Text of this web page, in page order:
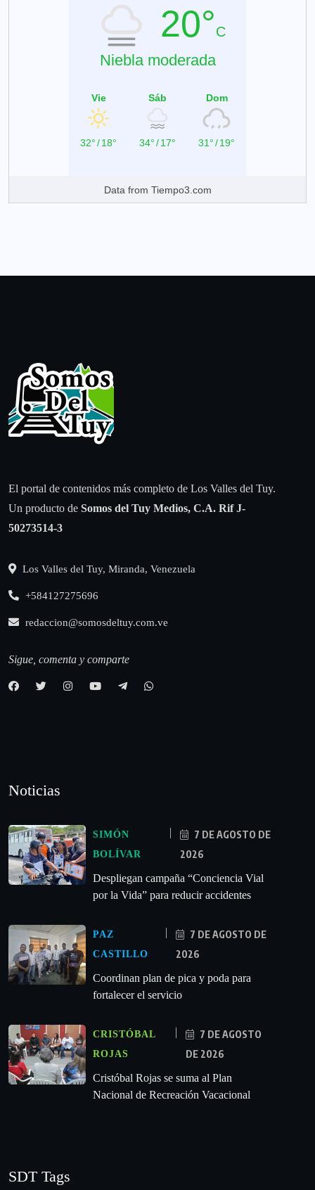
20°C
Niebla moderada
Vie
32°/18°
Sáb
34°/17°
Dom
31°/19°
Data from Tiempo3.com
El portal de contenidos más completo de Los Valles del Tuy.
Un producto de Somos del Tuy Medios, C.A. Rif J-
50273514-3
Los Valles del Tuy, Miranda, Venezuela
+584127275696
redaccion@somosdeltuy.com.ve
Sigue, comenta y comparte
Noticias
SIMÓN
BOLÍVAR
7 DE AGOSTO DE
2026
‎Despliegan campaña “Conciencia Vial
por la Vida” para reducir accidentes
PAZ
CASTILLO
7 DE AGOSTO DE
2026
Coordinan plan de pica y poda para
fortalecer el servicio
CRISTÓBAL
ROJAS
7 DE AGOSTO
DE 2026
Cristóbal Rojas se suma al Plan
Nacional de Recreación Vacacional
SDT Tags